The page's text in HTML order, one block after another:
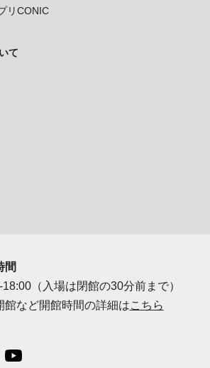
リCONIC
て
間
18:00（入場は閉館の30分前まで）
館など開館時間の詳細はこちら